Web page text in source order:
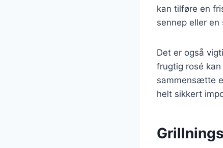
kan tilføre en
sennep eller
Det er også
frugtig rosé
sammensætte
helt sikkert